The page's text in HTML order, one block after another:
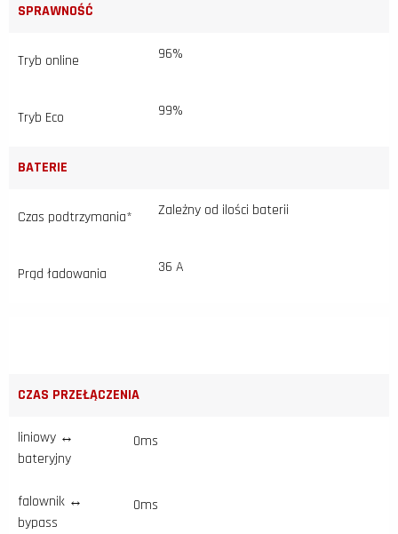
SPRAWNOŚĆ
Tryb online 96%
Tryb Eco 99%
BATERIE
Czas podtrzymania* Zależny od ilości baterii
Prąd ładowania 36 A
CZAS PRZEŁĄCZENIA
liniowy ↔
bateryjny
0ms
falownik ↔
bypass
0ms